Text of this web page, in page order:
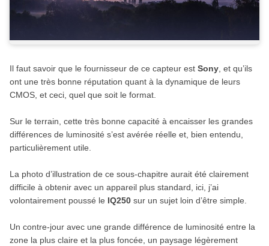
Il faut savoir que le fournisseur de ce capteur est Sony, et qu’ils
ont une très bonne réputation quant à la dynamique de leurs
CMOS, et ceci, quel que soit le format.
Sur le terrain, cette très bonne capacité à encaisser les grandes
différences de luminosité s’est avérée réelle et, bien entendu,
particulièrement utile.
La photo d’illustration de ce sous-chapitre aurait été clairement
difficile à obtenir avec un appareil plus standard, ici, j’ai
volontairement poussé le IQ250sur un sujet loin d’être simple.
Un contre-jour avec une grande différence de luminosité entre la
zone la plus claire et la plus foncée, un paysage légèrement